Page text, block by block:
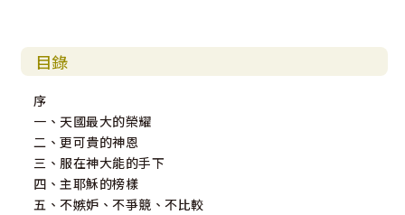
目錄
序
一、天國最大的榮耀
二、更可貴的神恩
三、服在神大能的手下
四、主耶穌的榜樣
五、不嫉妒、不爭競、不比較